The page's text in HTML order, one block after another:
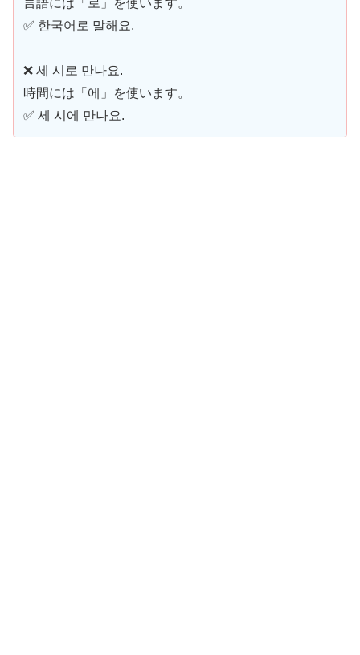
言語には「로」を使います。
✅ 한국어로 말해요.
❌ 세 시로 만나요.
時間には「에」を使います。
✅ 세 시에 만나요.